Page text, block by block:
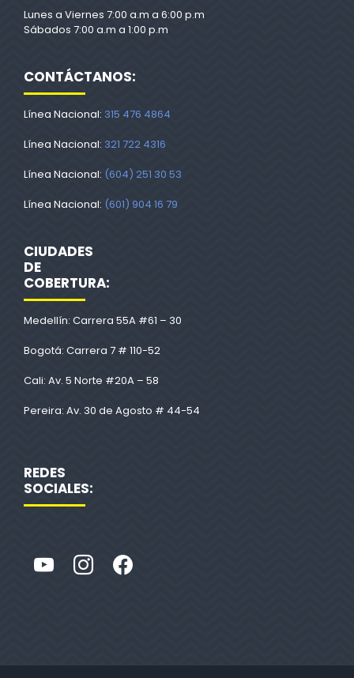
Lunes a Viernes 7:00 a.m a 6:00 p.m
Sábados 7:00 a.m a 1:00 p.m
CONTÁCTANOS:
Línea Nacional: 315 476 4864
Línea Nacional: 321 722 4316
Línea Nacional: (604) 251 30 53
Línea Nacional: (601) 904 16 79
CIUDADES
DE
COBERTURA:
Medellín: Carrera 55A #61 – 30
Bogotá: Carrera 7 # 110-52
Cali: Av. 5 Norte #20A – 58
Pereira: Av. 30 de Agosto # 44-54
REDES
SOCIALES: